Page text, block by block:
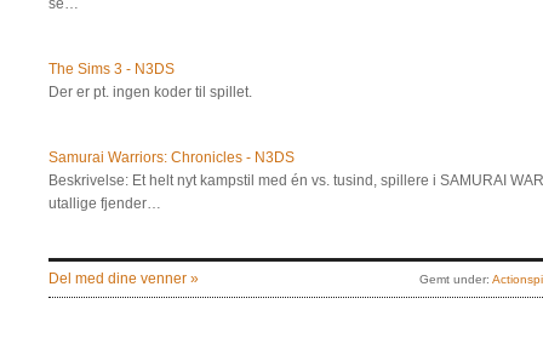
se…
The Sims 3 - N3DS
Der er pt. ingen koder til spillet.
Samurai Warriors: Chronicles - N3DS
Beskrivelse: Et helt nyt kampstil med én vs. tusind, spillere i SAMURAI
utallige fjender…
Del med dine venner » Gemt under: